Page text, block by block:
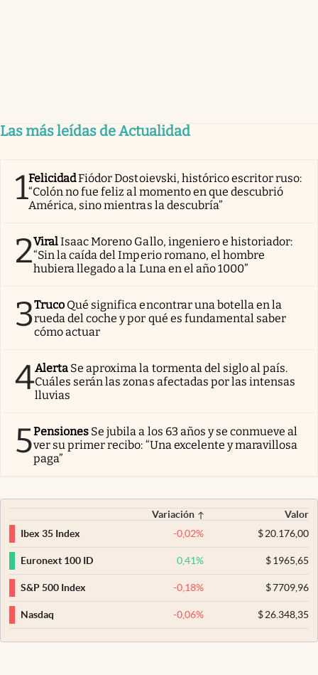
Las más leídas de Actualidad
1FelicidadFiódor Dostoievski, histórico escritor ruso:
“Colón no fue feliz al momento en que descubrió
América, sino mientras la descubría”
2ViralIsaac Moreno Gallo, ingeniero e historiador:
“Sin la caída del Imperio romano, el hombre
hubiera llegado a la Luna en el año 1000”
3Truco Qué significa encontrar una botella en la
rueda del coche y por qué es fundamental saber
cómo actuar
4Alerta Se aproxima la tormenta del siglo al país.
Cuáles serán las zonas afectadas por las intensas
lluvias
5Pensiones Se jubila a los 63 años y se conmueve al
ver su primer recibo: “Una excelente y maravillosa
paga”
Variación
Valor
Ibex 35 Index
-0,02% $20.176,00
Euronext 100 ID 0,41% $1965,65
S&P 500 Index -0,18% $7709,96
Nasdaq -0,06% $26.348,35